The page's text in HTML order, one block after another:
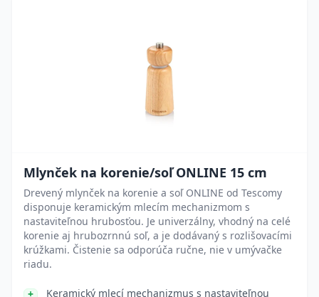
Mlynček na korenie/soľ ONLINE 15 cm
Drevený mlynček na korenie a soľ ONLINE od Tescomy
disponuje keramickým mlecím mechanizmom s
nastaviteľnou hrubosťou. Je univerzálny, vhodný na celé
korenie aj hrubozrnnú soľ, a je dodávaný s rozlišovacími
krúžkami. Čistenie sa odporúča ručne, nie v umývačke
riadu.
Keramický mlecí mechanizmus s nastaviteľnou